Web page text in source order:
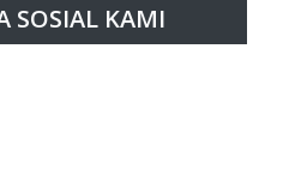
SOSIAL KAMI